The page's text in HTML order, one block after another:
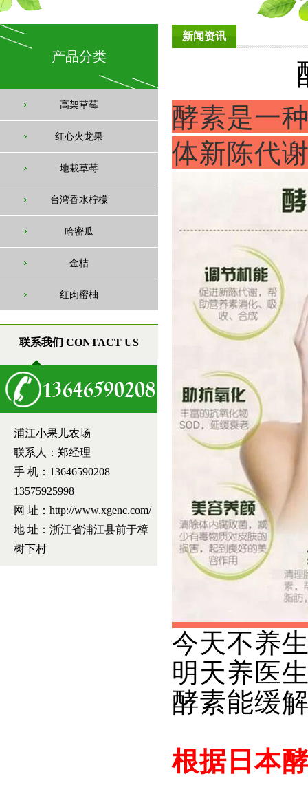
产品分类
高架草莓
红心火龙果
地栽草莓
台湾香水柠檬
哈密瓜
金桔
红肉蜜柚
联系我们 CONTACT US
浦江小果儿农场
联系人：郑经理
手 机：13646590208
13575925998
网 址：http://www.xgenc.com/
地 址：浙江省浦江县前于樟
树下村
新闻资讯
酵素是一
体新陈代
今天不养
明天养医
酵素能缓
根据日本